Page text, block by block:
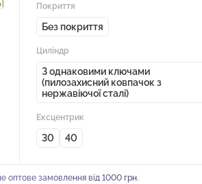
Покриття
Без покриття
Циліндр
З однаковими ключами
(пилозахисний ковпачок з
нержавіючої сталі)
Ексцентрик
30 40
оптове замовлення від 1000 грн.